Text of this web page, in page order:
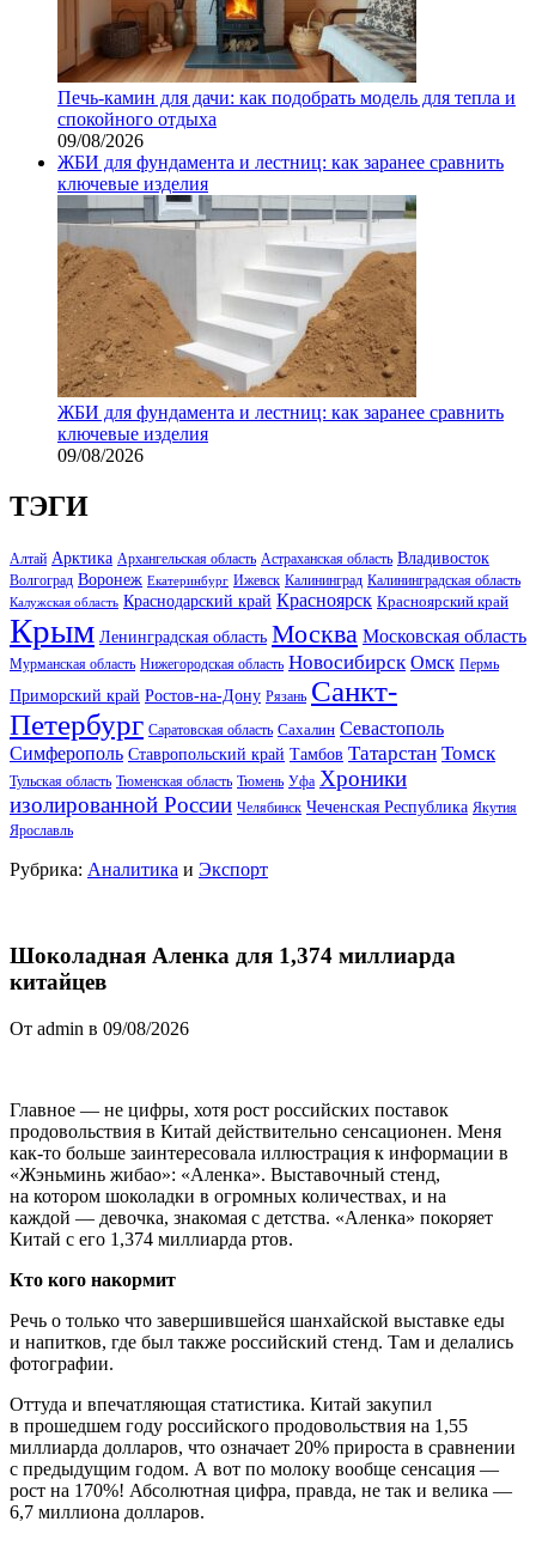
Печь-камин для дачи: как подобрать модель для тепла и
спокойного отдыха
09/08/2026
ЖБИ для фундамента и лестниц: как заранее сравнить
ключевые изделия
ЖБИ для фундамента и лестниц: как заранее сравнить
ключевые изделия
09/08/2026
ТЭГИ
Алтай Арктика Архангельская область Астраханская область Владивосток
Волгоград Воронеж Екатеринбург Ижевск Калининград Калининградская область
Калужская область Краснодарский край Красноярск Красноярский край
Крым Ленинградская область Москва Московская область
Мурманская область Нижегородская область Новосибирск Омск Пермь
Приморский край Ростов-на-Дону Рязань Санкт-
Петербург Саратовская область Сахалин Севастополь
Симферополь Ставропольский край Тамбов Татарстан Томск
Тульская область Тюменская область Тюмень Уфа Хроники
изолированной России Челябинск Чеченская Республика Якутия
Ярославль
Рубрика: Аналитика и Экспорт
Шоколадная Аленка для 1,374 миллиарда
китайцев
От admin в 09/08/2026
Главное — не цифры, хотя рост российских поставок
продовольствия в Китай действительно сенсационен. Меня
как-то больше заинтересовала иллюстрация к информации в
«Жэньминь жибао»: «Аленка». Выставочный стенд,
на котором шоколадки в огромных количествах, и на
каждой — девочка, знакомая с детства. «Аленка» покоряет
Китай с его 1,374 миллиарда ртов.
Кто кого накормит
Речь о только что завершившейся шанхайской выставке еды
и напитков, где был также российский стенд. Там и делались
фотографии.
Оттуда и впечатляющая статистика. Китай закупил
в прошедшем году российского продовольствия на 1,55
миллиарда долларов, что означает 20% прироста в сравнении
с предыдущим годом. А вот по молоку вообще сенсация —
рост на 170%! Абсолютная цифра, правда, не так и велика —
6,7 миллиона долларов.